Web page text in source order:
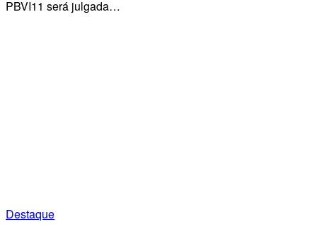
PBVI11 será julgada…
Destaque